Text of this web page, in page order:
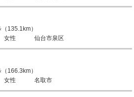
135.1km）
女性 仙台市泉区
166.3km）
女性 名取市